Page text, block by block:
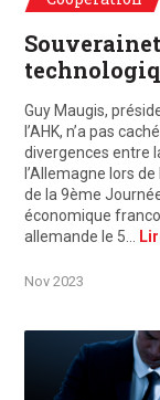
Guy Maugis,
l’AHK, n’a pas
divergences entre
l’Allemagne lors de
de la 9ème
économique
allemande le 5…
Nov 2023
Picture by @umnat-